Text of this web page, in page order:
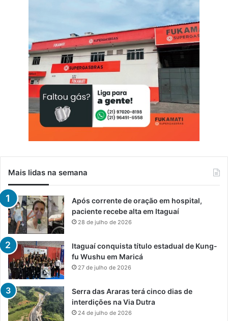
Mais lidas na semana
Após corrente de oração em hospital,
paciente recebe alta em Itaguaí
28 de julho de 2026
Itaguaí conquista título estadual de Kung-
fu Wushu em Maricá
27 de julho de 2026
Serra das Araras terá cinco dias de
interdições na Via Dutra
24 de julho de 2026